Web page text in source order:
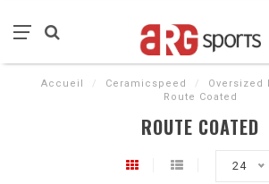
Accueil / Ceramicspeed / Oversized
Route Coated
ROUTE COATED
24